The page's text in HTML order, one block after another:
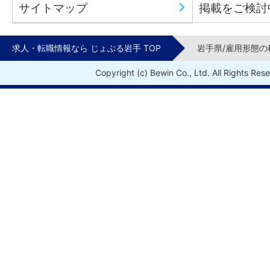
サイトマップ 掲載をご検
求人・転職情報なら じょぶる岩手 TOP 岩手県/雇用形態の
Copyright (c) Bewin Co., Ltd. All Rights